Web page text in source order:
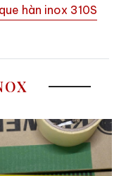
hàn inox 310S